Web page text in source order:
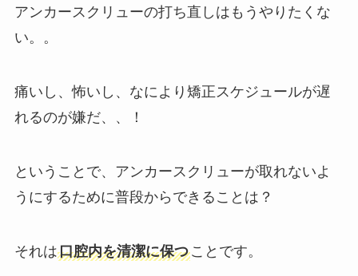
アンカースクリューの打ち直しはもうやりたくな
い。。
痛いし、怖いし、なにより矯正スケジュールが遅
れるのが嫌だ、、！
ということで、アンカースクリューが取れないよ
うにするために普段からできることは？
それは口腔内を清潔に保つことです。